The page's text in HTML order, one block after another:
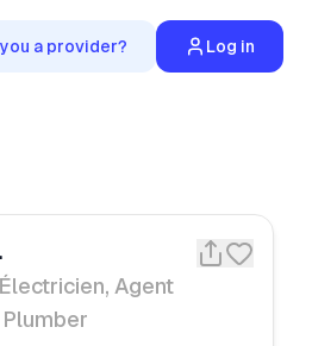
a provider? Log in
Agent